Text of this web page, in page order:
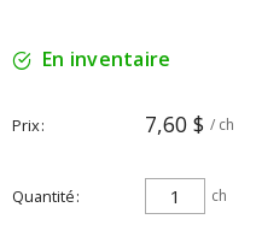
En inventaire
Prix 7,60 $ / ch
Quantité ch